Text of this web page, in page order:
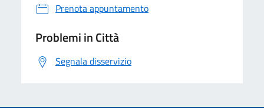
Prenota appuntamento
Problemi in Città
Segnala disservizio